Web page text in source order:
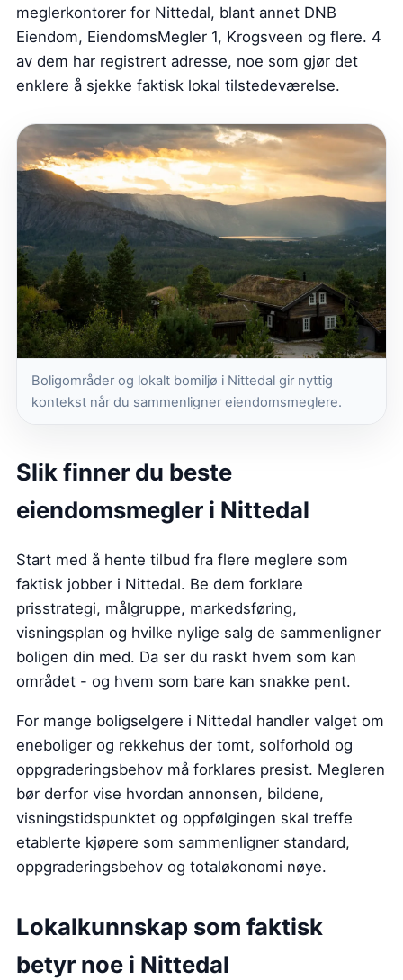
meglerkontorer for Nittedal, blant annet DNB
Eiendom, EiendomsMegler 1, Krogsveen og flere. 4
av dem har registrert adresse, noe som gjør det
enklere å sjekke faktisk lokal tilstedeværelse.
Boligområder og lokalt bomiljø i Nittedal gir nyttig
kontekst når du sammenligner eiendomsmeglere.
Slik finner du beste
eiendomsmegler i Nittedal
Start med å hente tilbud fra flere meglere som
faktisk jobber i Nittedal. Be dem forklare
prisstrategi, målgruppe, markedsføring,
visningsplan og hvilke nylige salg de sammenligner
boligen din med. Da ser du raskt hvem som kan
området - og hvem som bare kan snakke pent.
For mange boligselgere i Nittedal handler valget om
eneboliger og rekkehus der tomt, solforhold og
oppgraderingsbehov må forklares presist. Megleren
bør derfor vise hvordan annonsen, bildene,
visningstidspunktet og oppfølgingen skal treffe
etablerte kjøpere som sammenligner standard,
oppgraderingsbehov og totaløkonomi nøye.
Lokalkunnskap som faktisk
betyr noe i Nittedal